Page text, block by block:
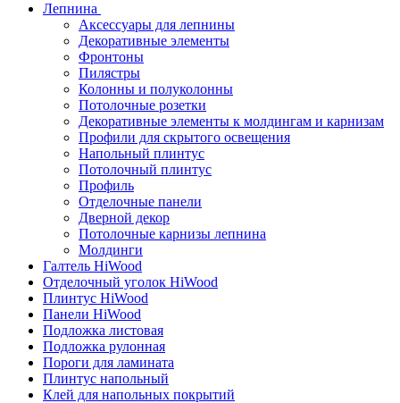
Лепнина
Аксессуары для лепнины
Декоративные элементы
Фронтоны
Пилястры
Колонны и полуколонны
Потолочные розетки
Декоративные элементы к молдингам и карнизам
Профили для скрытого освещения
Напольный плинтус
Потолочный плинтус
Профиль
Отделочные панели
Дверной декор
Потолочные карнизы лепнина
Молдинги
Галтель HiWood
Отделочный уголок HiWood
Плинтус HiWood
Панели HiWood
Подложка листовая
Подложка рулонная
Пороги для ламината
Плинтус напольный
Клей для напольных покрытий